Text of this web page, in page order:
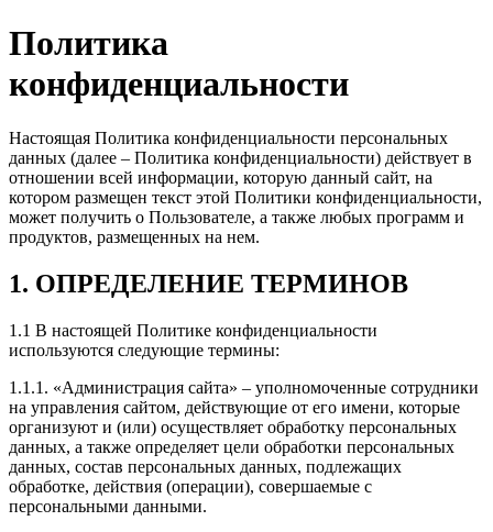
Политика
конфиденциальности
Настоящая Политика конфиденциальности персональных
данных (далее – Политика конфиденциальности) действует в
отношении всей информации, которую данный сайт, на
котором размещен текст этой Политики конфиденциальности,
может получить о Пользователе, а также любых программ и
продуктов, размещенных на нем.
1. ОПРЕДЕЛЕНИЕ ТЕРМИНОВ
1.1 В настоящей Политике конфиденциальности
используются следующие термины:
1.1.1. «Администрация сайта» – уполномоченные сотрудники
на управления сайтом, действующие от его имени, которые
организуют и (или) осуществляет обработку персональных
данных, а также определяет цели обработки персональных
данных, состав персональных данных, подлежащих
обработке, действия (операции), совершаемые с
персональными данными.